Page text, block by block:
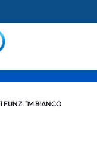
FUNZ. 1M BIANCO